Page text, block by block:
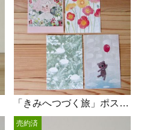
「きみへつづく旅」ポストカード4枚set
売約済